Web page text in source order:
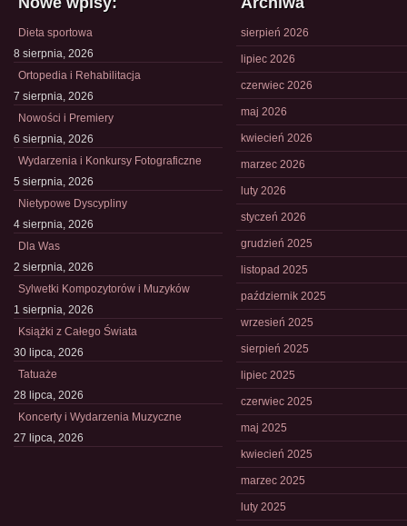
Dieta sportowa
8 sierpnia, 2026
Ortopedia i Rehabilitacja
7 sierpnia, 2026
Nowości i Premiery
6 sierpnia, 2026
Wydarzenia i Konkursy Fotograficzne
5 sierpnia, 2026
Nietypowe Dyscypliny
4 sierpnia, 2026
Dla Was
2 sierpnia, 2026
Sylwetki Kompozytorów i Muzyków
1 sierpnia, 2026
Książki z Całego Świata
30 lipca, 2026
Tatuaże
28 lipca, 2026
Koncerty i Wydarzenia Muzyczne
27 lipca, 2026
sierpień 2026
lipiec 2026
czerwiec 2026
maj 2026
kwiecień 2026
marzec 2026
luty 2026
styczeń 2026
grudzień 2025
listopad 2025
październik 2025
wrzesień 2025
sierpień 2025
lipiec 2025
czerwiec 2025
maj 2025
kwiecień 2025
marzec 2025
luty 2025